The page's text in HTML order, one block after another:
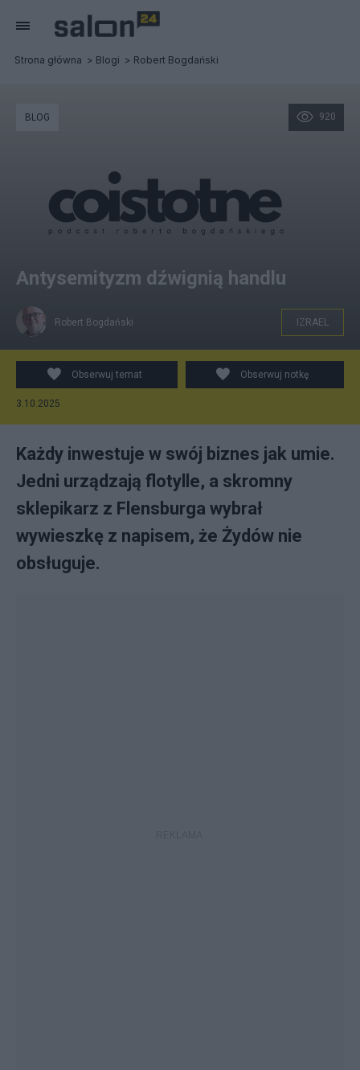
Strona główna Blogi Robert Bogdański
920
BLOG
Antysemityzm dźwignią handlu
Robert Bogdański IZRAEL
Obserwuj temat Obserwuj notkę
3.10.2025
Każdy inwestuje w swój biznes jak umie.
Jedni urządzają flotylle, a skromny
sklepikarz z Flensburga wybrał
wywieszkę z napisem, że Żydów nie
obsługuje.